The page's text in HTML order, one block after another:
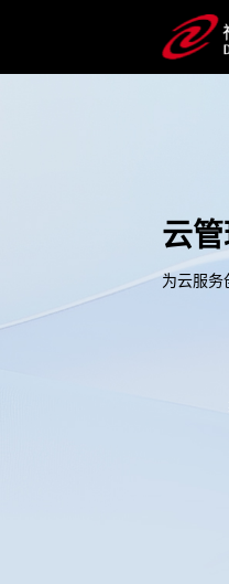
云
为云服务